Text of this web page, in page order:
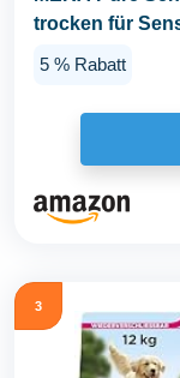
trocken für
5 % Rabatt
3